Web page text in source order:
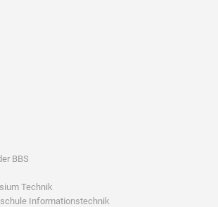
BBS
Technik
Informationstechnik